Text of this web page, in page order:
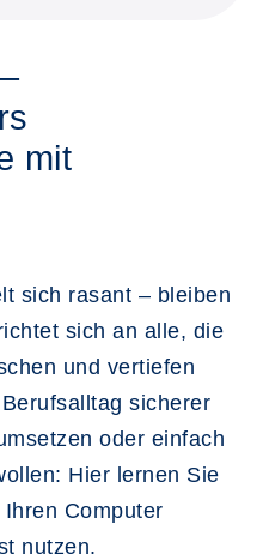
mit
sich rasant – bleiben
sich an alle, die
und vertiefen
sicherer
oder einfach
Hier lernen Sie
Computer
nutzen.